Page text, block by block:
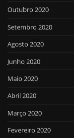
Outubro 2020
Setembro 2020
Agosto 2020
Junho 2020
Maio 2020
Abril 2020
Março 2020
Fevereiro 2020